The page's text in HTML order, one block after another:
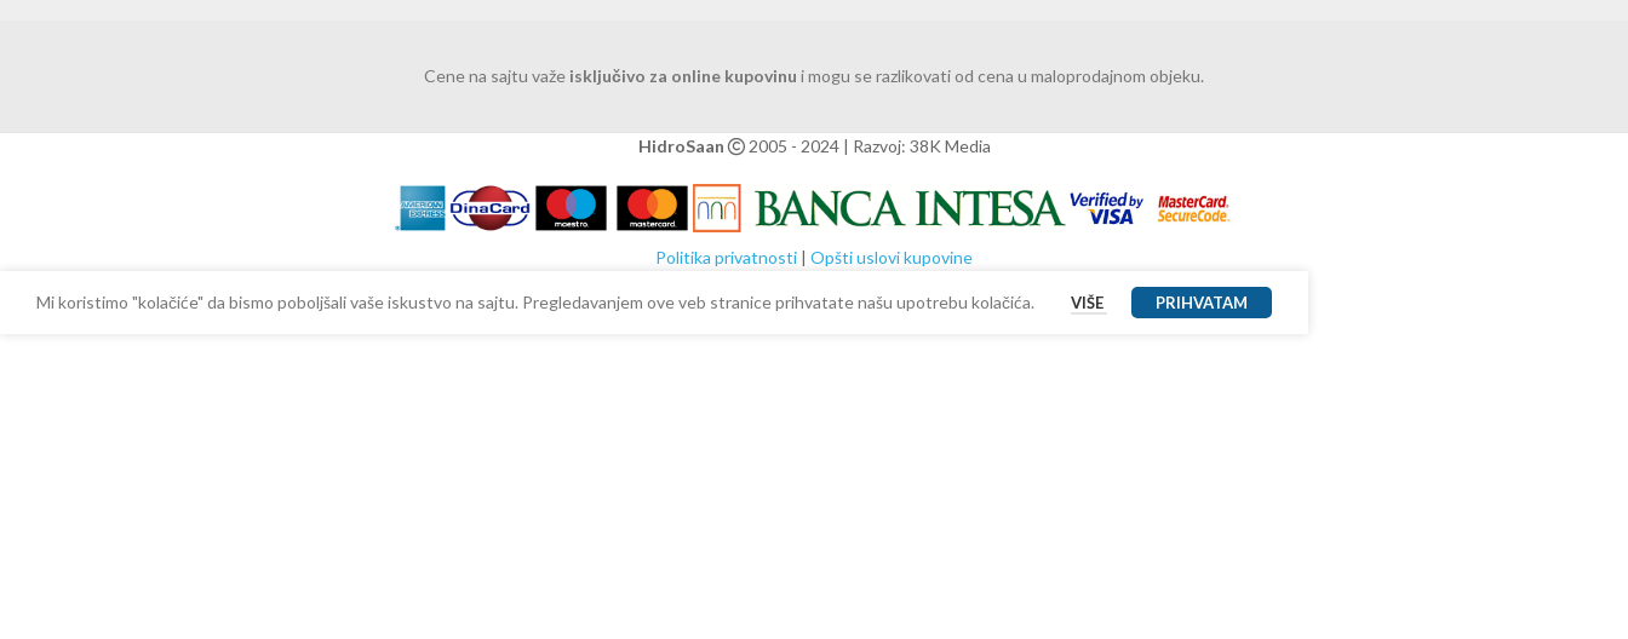
Cene na sajtu važe isključivo za online kupovinu i mogu se razlikovati od cena u maloprodajnom objeku.
HidroSaan 2005 - 2024 | Razvoj: 38K Media
Politika privatnosti | Opšti uslovi kupovine
Mi koristimo "kolačiće" da bismo poboljšali vaše iskustvo na sajtu. Pregledavanjem ove veb stranice prihvatate našu upotrebu kolačića. VIŠE PRIHVATAM